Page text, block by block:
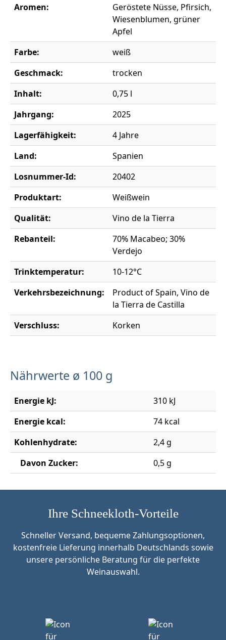
Aromen:
Geröstete Nüsse, Pfirsich,
Wiesenblumen, grüner
Apfel
Farbe:
weiß
Geschmack:
trocken
Inhalt:
0,75 l
Jahrgang:
2025
Lagerfähigkeit:
4 Jahre
Land:
Spanien
Losnummer-Id:
20402
Produktart:
Weißwein
Qualität:
Vino de la Tierra
Rebanteil:
70% Macabeo; 30%
Verdejo
Trinktemperatur:
10-12°C
Verkehrsbezeichnung:
Product of Spain, Vino de
la Tierra de Castilla
Verschluss:
Korken
Nährwerte ø 100 g
Energie kJ:
310 kJ
Energie kcal:
74 kcal
Kohlenhydrate:
2,4 g
Davon Zucker:
0,5 g
Ihre Schneekloth-Vorteile
Schneller Versand, bequeme Zahlungsoptionen,
kostenfreie Lieferung innerhalb Deutschlands sowie
unsere persönliche Beratung für die perfekte
Weinauswahl.